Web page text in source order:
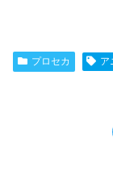
プロセカ ア